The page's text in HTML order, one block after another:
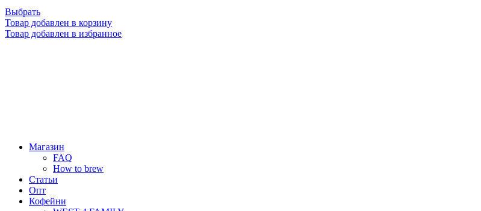
Выбрать
Товар добавлен в корзину
Товар добавлен в избранное
Магазин
FAQ
How to brew
Статьи
Опт
Кофейни